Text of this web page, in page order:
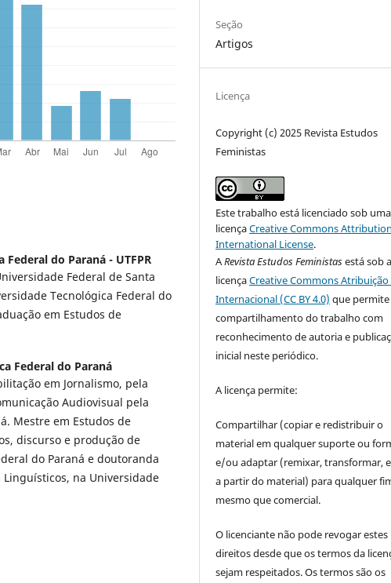
do Paraná - UTFPR
Federal de Santa
Tecnológica Federal do
em Estudos de
Federal do Paraná
em Jornalismo, pela
Audiovisual pela
Mestre em Estudos de
discurso e produção de
do Paraná e doutoranda
Linguísticos, na Universidade
Seção
Artigos
Licença
Copyright (c) 2025 Revista Estudos
Feministas
Este trabalho está licenciado sob uma
licençaCreative Commons
International License.
ARevista Estudos Feministasestá sob a
licençaCreative Commons Atribuição
Internacional (CC BY 4.0) que
compartilhamento do trabalho com
reconhecimento de autoria e
inicial neste periódico.
A licença permite:
Compartilhar (copiar e redistribuir o
material em qualquer suporte ou
e/ou adaptar (remixar, transformar,
a partir do material) para qualquer
mesmo que comercial.
O licenciante não pode revogar estes
direitos desde que os termos da
sejam respeitados. Os termos são os